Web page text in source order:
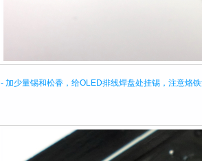
- 加少量锡和松香，给OLED排线焊盘处挂锡，注意烙